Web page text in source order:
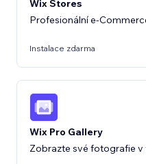
Wix Stores
Profesionální
Instalace zdarma
Wix Pro Gallery
Zobrazte své fotografie v